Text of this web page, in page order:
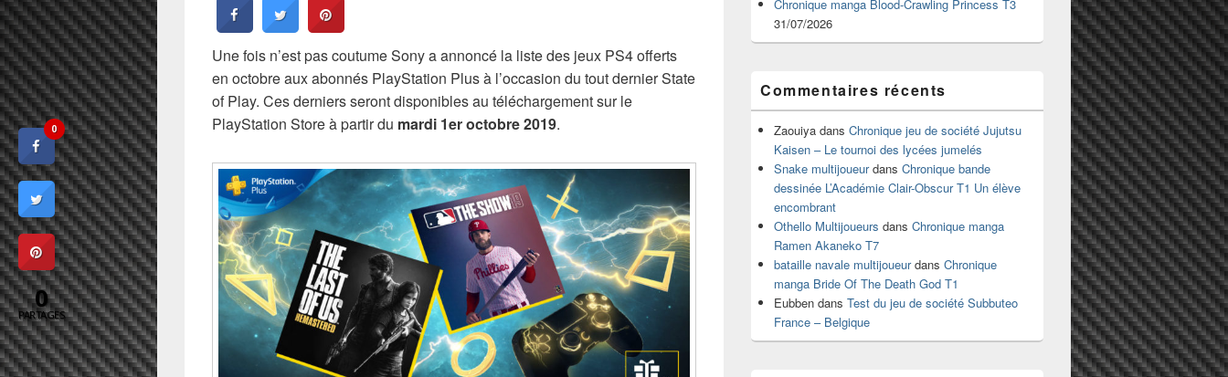
Une fois n’est pas coutume Sony a annoncé la liste des jeux PS4 offerts
en octobre aux abonnés PlayStation Plus à l’occasion du tout dernier State
of Play. Ces derniers seront disponibles au téléchargement sur le
PlayStation Store à partir du mardi 1er octobre 2019.
Chronique manga Blood-Crawling Princess T3
31/07/2026
Commentaires récents
Zaouiya dans Chronique jeu de société Jujutsu
Kaisen – Le tournoi des lycées jumelés
Snake multijoueurdans Chronique bande
dessinée L’Académie Clair-Obscur T1 Un élève
encombrant
Othello Multijoueurs dans Chronique manga
Ramen Akaneko T7
bataille navale multijoueurdans Chronique
manga Bride Of The Death God T1
Eubben dans Test du jeu de société Subbuteo
France – Belgique
0
0
PARTAGES